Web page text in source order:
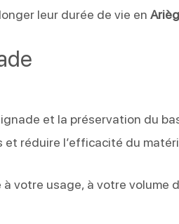
leur durée de vie en
et la préservation du
réduire l’efficacité du
votre usage, à votre volume